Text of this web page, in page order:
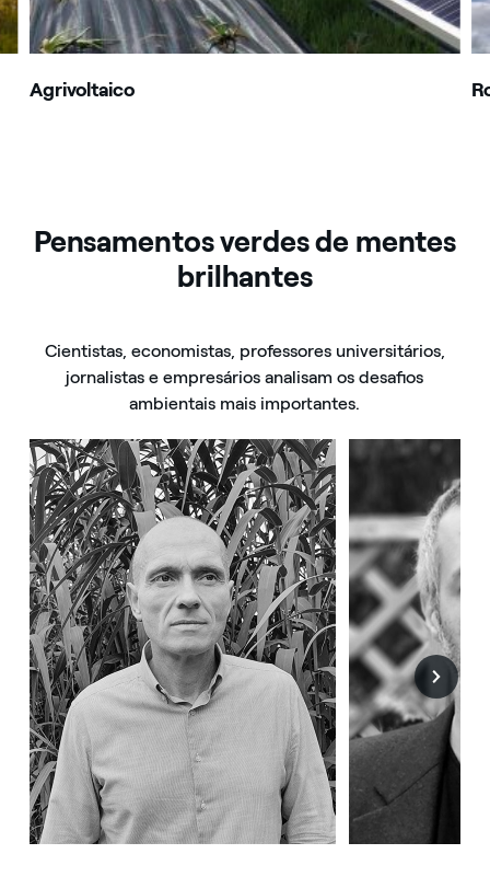
Agrivoltaico
Pensamentos verdes de mentes
brilhantes
Cientistas, economistas, professores universitários,
jornalistas e empresários analisam os desafios
ambientais mais importantes.